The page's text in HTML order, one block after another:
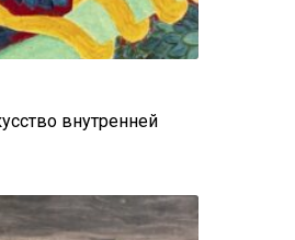
внутренней